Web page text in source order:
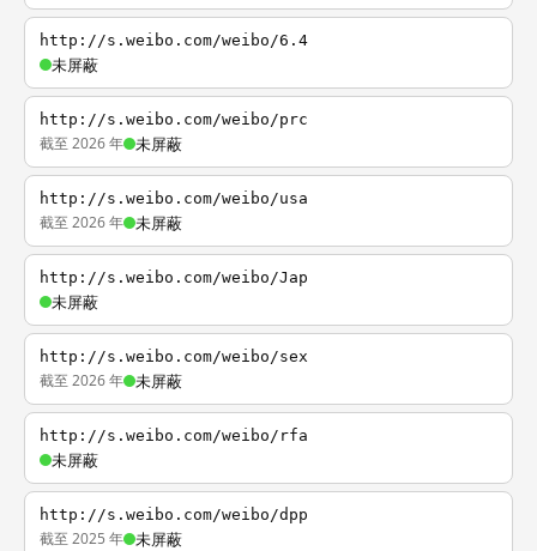
http://s.weibo.com/weibo/6.4
未屏蔽
http://s.weibo.com/weibo/prc
截至 2026 年 未屏蔽
http://s.weibo.com/weibo/usa
截至 2026 年 未屏蔽
http://s.weibo.com/weibo/Jap
未屏蔽
http://s.weibo.com/weibo/sex
截至 2026 年 未屏蔽
http://s.weibo.com/weibo/rfa
未屏蔽
http://s.weibo.com/weibo/dpp
截至 2025 年 未屏蔽